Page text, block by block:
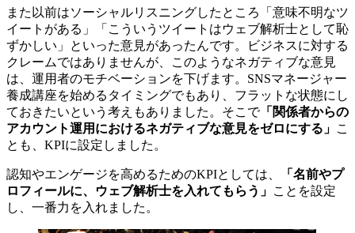
また以前はソーシャルリスニングしたところ「意味不明なツ
イートがある」「こういうツイートはウェブ解析士として恥
ずかしい」といった意見があったんです。ビジネスに対する
クレームではありませんが、このようなネガティブな意見
は、運用者のモチベーションを下げます。SNSマネージャー
養成講座を始めるタイミングでもあり、フラットな状態にし
ておきたいという考えもありました。そこで「関係者からの
アカウント運用におけるネガティブな意見をゼロにする」 こ
とも、KPIに設定しました。
認知やエンゲージを高めるためのKPIとしては、
「名前やプ
ロフィールに、ウェブ解析士を入れてもらう」 ことを設定
し、一番力を入れました。